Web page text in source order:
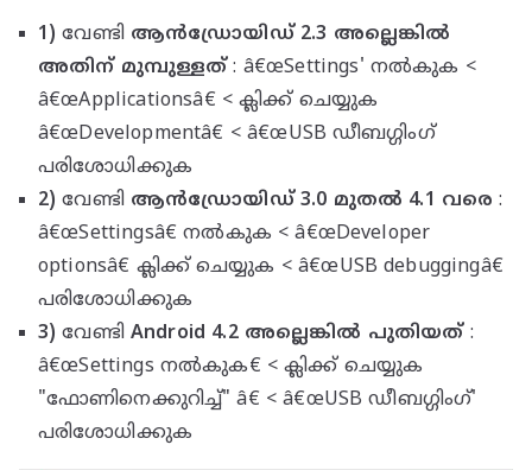
1) വേണ്ടി ആൻഡ്രോയിഡ് 2.3 അല്ലെങ്കിൽ
അതിന് മുമ്പുള്ളത്: â€œSettings' നൽകുക <
â€œApplicationsâ€ < ക്ലിക്ക് ചെയ്യുക
â€œDevelopmentâ€ < â€œUSB ഡീബഗ്ഗിംഗ്
പരിശോധിക്കുക
2) വേണ്ടി ആൻഡ്രോയിഡ് 3.0 മുതൽ 4.1 വരെ :
â€œSettingsâ€ നൽകുക < â€œDeveloper
optionsâ€ ക്ലിക്ക് ചെയ്യുക < â€œUSB debuggingâ€
പരിശോധിക്കുക
3) വേണ്ടി Android 4.2 അല്ലെങ്കിൽ പുതിയത്:
â€œSettings നൽകുക€ < ക്ലിക്ക് ചെയ്യുക
"ഫോണിനെക്കുറിച്ച്" â€ < â€œUSB ഡീബഗ്ഗിംഗ്'
പരിശോധിക്കുക